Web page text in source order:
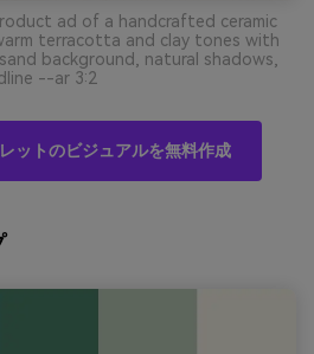
ad of a handcrafted ceramic
terracotta and clay tones with
background, natural shadows,
--ar 3:2
ットのビジュアルを無料作成